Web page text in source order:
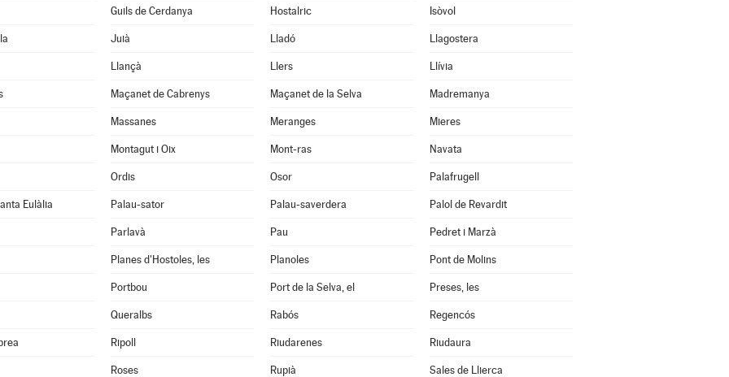
Guils de Cerdanya Hostalric Isòvol
Juià Lladó Llagostera
Llançà Llers Llívia
Maçanet de Cabrenys Maçanet de la Selva Madremanya
Massanes Meranges Mieres
Montagut i Oix Mont-ras Navata
Ordis Osor Palafrugell
Eulàlia Palau-sator Palau-saverdera Palol de Revardit
Parlavà Pau Pedret i Marzà
Planes d'Hostoles, les Planoles Pont de Molins
Portbou Port de la Selva, el Preses, les
Queralbs Rabós Regencós
Ripoll Riudarenes Riudaura
Roses Rupià Sales de Llierca